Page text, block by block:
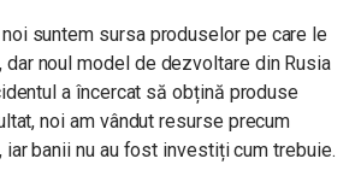
suntem sursa produselor pe care le
dar noul model de dezvoltare din Rusia
a încercat să obțină produse
noi am vândut resurse precum
iar banii nu au fost investiți cum trebuie.